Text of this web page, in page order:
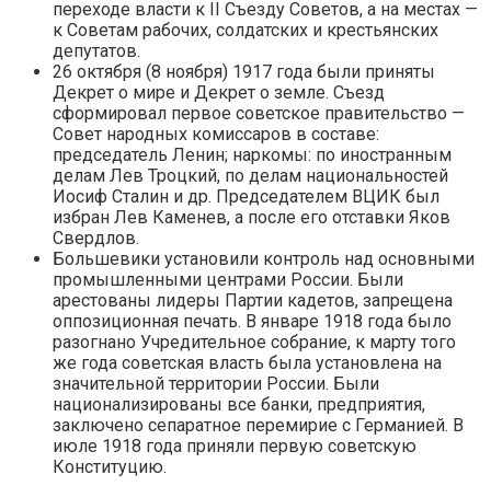
переходе власти к II Съезду Советов, а на местах —
к Советам рабочих, солдатских и крестьянских
депутатов.
26 октября (8 ноября) 1917 года были приняты
Декрет о мире и Декрет о земле. Съезд
сформировал первое советское правительство —
Совет народных комиссаров в составе:
председатель Ленин; наркомы: по иностранным
делам Лев Троцкий, по делам национальностей
Иосиф Сталин и др. Председателем ВЦИК был
избран Лев Каменев, а после его отставки Яков
Свердлов.
Большевики установили контроль над основными
промышленными центрами России. Были
арестованы лидеры Партии кадетов, запрещена
оппозиционная печать. В январе 1918 года было
разогнано Учредительное собрание, к марту того
же года советская власть была установлена на
значительной территории России. Были
национализированы все банки, предприятия,
заключено сепаратное перемирие с Германией. В
июле 1918 года приняли первую советскую
Конституцию.